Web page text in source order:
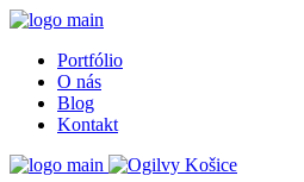
Portfólio
O nás
Blog
Kontakt